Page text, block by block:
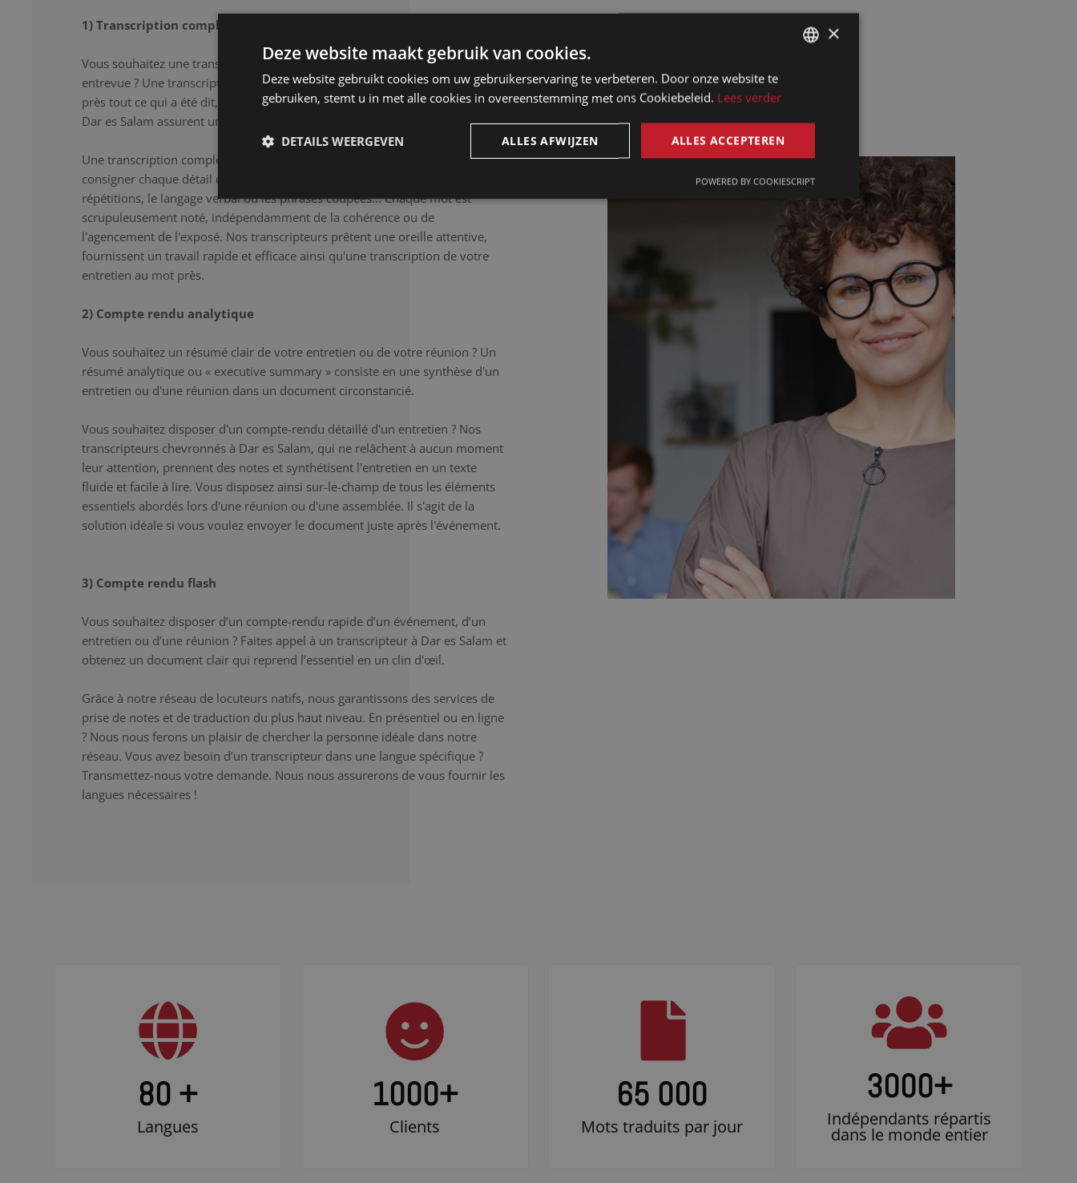
1) Transcription complète
Vous souhaitez une transcription verbatim de votre réunion, entretien ou
entrevue ? Une transcription complète ou « full transcript » reprend au mot
près tout ce qui a été dit, y compris les 'hum’ et les ‘euh’. Nos transcripteurs à
Dar es Salam assurent une transcription correcte et détaillée.
Une transcription complète constitue la solution idéale si vous souhaitez
consigner chaque détail de l'entretien au mot près. Les tics de langage, les
répétitions, le langage verbal ou les phrases coupées... Chaque mot est
scrupuleusement noté, indépendamment de la cohérence ou de
l'agencement de l'exposé. Nos transcripteurs prêtent une oreille attentive,
fournissent un travail rapide et efficace ainsi qu'une transcription de votre
entretien au mot près.
2) Compte rendu analytique
Vous souhaitez un résumé clair de votre entretien ou de votre réunion ? Un
résumé analytique ou « executive summary » consiste en une synthèse d'un
entretien ou d'une réunion dans un document circonstancié.
Vous souhaitez disposer d'un compte-rendu détaillé d'un entretien ? Nos
transcripteurs chevronnés à Dar es Salam, qui ne relâchent à aucun moment
leur attention, prennent des notes et synthétisent l'entretien en un texte
fluide et facile à lire. Vous disposez ainsi sur-le-champ de tous les éléments
essentiels abordés lors d'une réunion ou d'une assemblée. Il s'agit de la
solution idéale si vous voulez envoyer le document juste après l'événement.
3) Compte rendu flash
Vous souhaitez disposer d’un compte-rendu rapide d’un événement, d’un
entretien ou d’une réunion ? Faites appel à un transcripteur à Dar es Salam et
obtenez un document clair qui reprend l’essentiel en un clin d'œil.
Grâce à notre réseau de locuteurs natifs, nous garantissons des services de
prise de notes et de traduction du plus haut niveau. En présentiel ou en ligne
? Nous nous ferons un plaisir de chercher la personne idéale dans notre
réseau. Vous avez besoin d’un transcripteur dans une langue spécifique ?
Transmettez-nous votre demande. Nous nous assurerons de vous fournir les
langues nécessaires !
80 +
Langues
1000+
Clients
65 000
Mots traduits par jour
3000+
Indépendants répartis
dans le monde entier
FRENCH
ENGLISH
×
Deze website maakt gebruik van cookies.
Deze website gebruikt cookies om uw gebruikerservaring te verbeteren. Door onze website te
gebruiken, stemt u in met alle cookies in overeenstemming met ons Cookiebeleid. Lees verder
ALLES ACCEPTEREN
ALLES AFWIJZEN
DETAILS WEERGEVEN
POWERED BY COOKIESCRIPT